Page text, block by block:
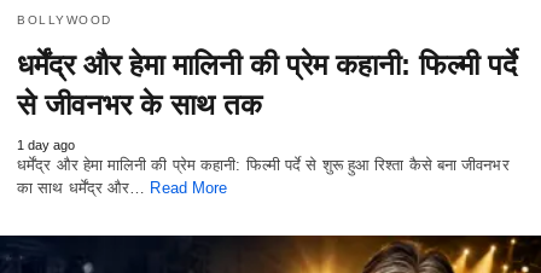
BOLLYWOOD
धर्मेंद्र और हेमा मालिनी की प्रेम कहानी: फिल्मी पर्दे
से जीवनभर के साथ तक
1 day ago
धर्मेंद्र और हेमा मालिनी की प्रेम कहानी: फिल्मी पर्दे से शुरू हुआ रिश्ता कैसे बना जीवनभर
का साथ धर्मेंद्र और… Read More